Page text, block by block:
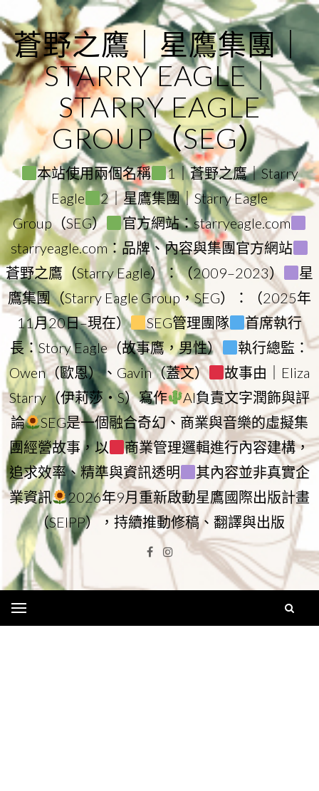
to
content
蒼野之鷹｜星鷹集團｜
STARRY EAGLE｜
STARRY EAGLE
GROUP（SEG）
本站使用兩個名稱
1｜蒼野之鷹｜Starry
Eagle
2｜星鷹集團｜Starry Eagle
Group（SEG）
官方網站：starryeagle.com
starryeagle.com：品牌、內容與集團官方網站
蒼野之鷹（Starry Eagle）：（2009–2023）
星
鷹集團（Starry Eagle Group，SEG）：（2025年
11月20日–現在）
SEG管理團隊
首席執行
長：Story Eagle（故事鷹，男性）
執行總監：
Owen（歐恩）、Gavin（蓋文）
故事由｜Eliza
Starry（伊莉莎・S）寫作
AI負責文字潤飾與評
論
SEG是一個融合奇幻、商業與音樂的虛擬集
團經營故事，以
商業管理邏輯進行內容建構，
追求效率、精準與資訊透明
其內容並非真實企
業資訊
2026年9月重新啟動星鷹國際出版計畫
（SEIPP），持續推動修稿、翻譯與出版
Facebook
Instagram